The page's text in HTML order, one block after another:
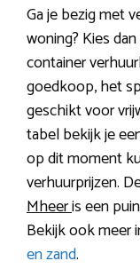
Ga je bezig met
woning? Kies
container
goedkoop, het
geschikt voor
tabel bekijk je
op dit moment
verhuurprijzen.
Mheeris een
Bekijk ook meer
en zand.